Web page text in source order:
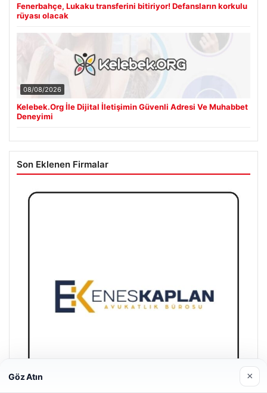
Fenerbahçe, Lukaku transferini bitiriyor! Defansların korkulu
rüyası olacak
08/08/2026
Kelebek.Org İle Dijital İletişimin Güvenli Adresi Ve Muhabbet
Deneyimi
Son Eklenen Firmalar
Göz Atın ×